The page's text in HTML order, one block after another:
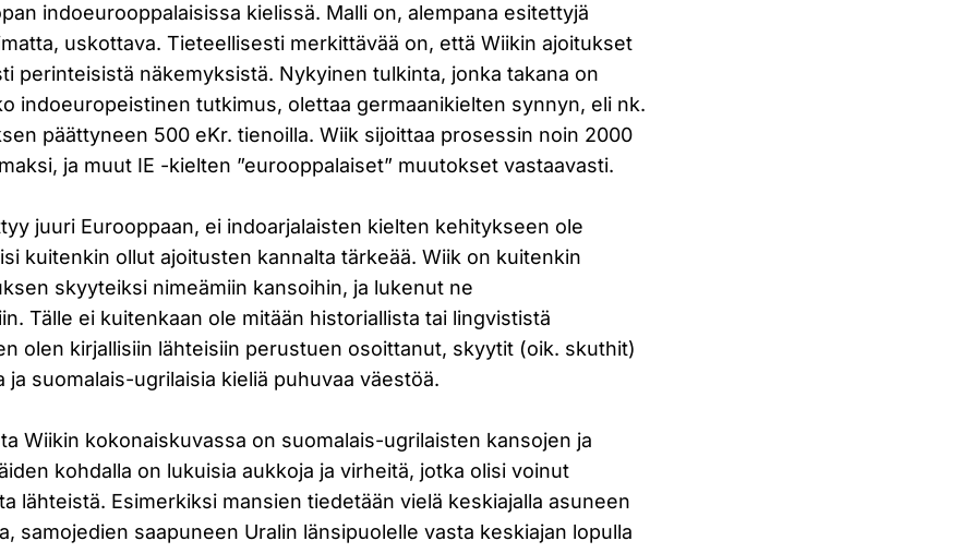
indoeurooppalaisissa kielissä. Malli on, alempana esitettyjä
uskottava. Tieteellisesti merkittävää on, että Wiikin ajoitukset
perinteisistä näkemyksistä. Nykyinen tulkinta, jonka takana on
indoeuropeistinen tutkimus, olettaa germaanikielten synnyn, eli nk.
päättyneen 500 eKr. tienoilla. Wiik sijoittaa prosessin noin 2000
ja muut IE -kielten ”eurooppalaiset” muutokset vastaavasti.
juuri Eurooppaan, ei indoarjalaisten kielten kehitykseen ole
kuitenkin ollut ajoitusten kannalta tärkeää. Wiik on kuitenkin
skyyteiksi nimeämiin kansoihin, ja lukenut ne
Tälle ei kuitenkaan ole mitään historiallista tai lingvististä
olen kirjallisiin lähteisiin perustuen osoittanut, skyytit (oik. skuthit)
ja suomalais-ugrilaisia kieliä puhuvaa väestöä.
Wiikin kokonaiskuvassa on suomalais-ugrilaisten kansojen ja
kohdalla on lukuisia aukkoja ja virheitä, jotka olisi voinut
lähteistä. Esimerkiksi mansien tiedetään vielä keskiajalla asuneen
samojedien saapuneen Uralin länsipuolelle vasta keskiajan lopulla